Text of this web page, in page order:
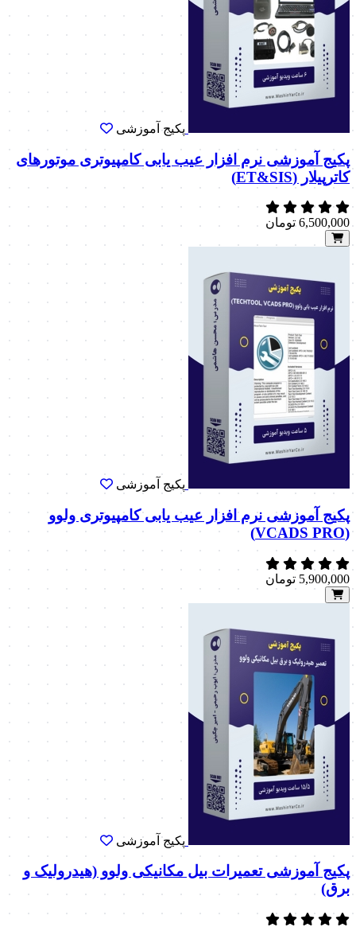
پکیج آموزشی
پکیج آموزشی نرم افزار عیب یابی کامپیوتری موتورهای
کاترپیلار (ET&SIS)
6,500,000 تومان
پکیج آموزشی
پکیج آموزشی نرم افزار عیب یابی کامپیوتری ولوو
(VCADS PRO)
5,900,000 تومان
پکیج آموزشی
پکیج آموزشی تعمیرات بیل مکانیکی ولوو (هیدرولیک و
برق)